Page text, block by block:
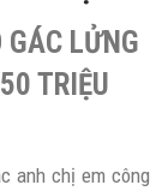
GÁC LỬNG
TRIỆU
anh chị em công